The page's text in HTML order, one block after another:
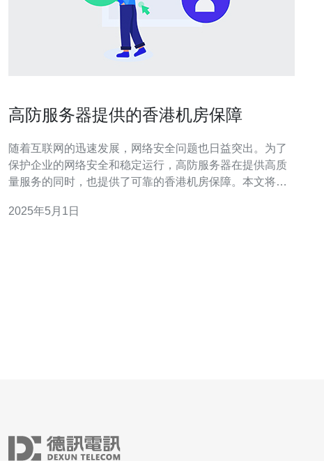
高防服务器提供的香港机房保障
随着互联网的迅速发展，网络安全问题也日益突出。为了
保护企业的网络安全和稳定运行，高防服务器在提供高质
量服务的同时，也提供了可靠的香港机房保障。本文将介
势。 香港作为一个国际金融和商业中心，拥有先进的网络
2025年5月1日